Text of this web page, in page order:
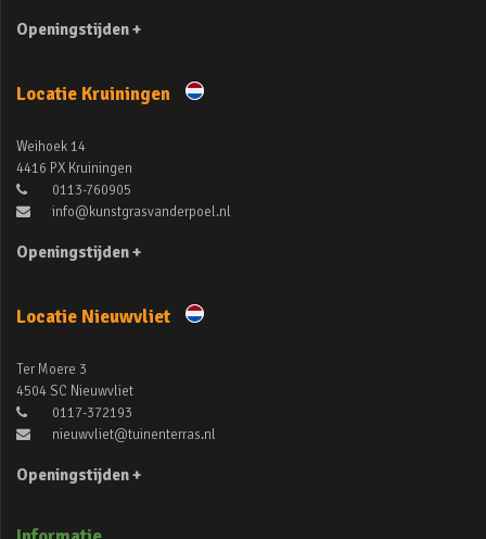
Openingstijden +
Locatie Kruiningen
Weihoek 14
4416 PX Kruiningen
0113-760905
info@kunstgrasvanderpoel.nl
Openingstijden +
Locatie Nieuwvliet
Ter Moere 3
4504 SC Nieuwvliet
0117-372193
nieuwvliet@tuinenterras.nl
Openingstijden +